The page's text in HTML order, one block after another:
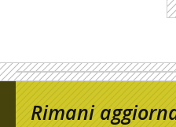
Rimani